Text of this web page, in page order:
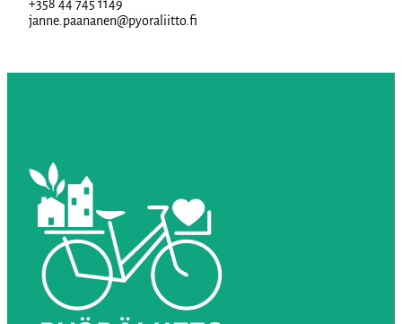
+358 44 745 1149
janne.paananen@pyoraliitto.fi